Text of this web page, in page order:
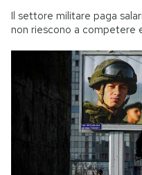
Il settore militare paga
non riescono a competere